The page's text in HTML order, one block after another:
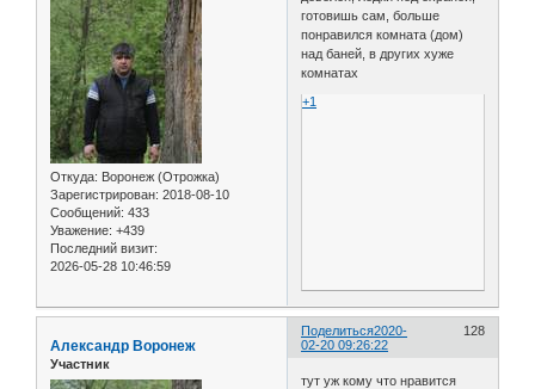
Откуда: Воронеж (Отрожка)
Зарегистрирован: 2018-08-10
Сообщений: 433
Уважение: +439
Последний визит:
2026-05-28 10:46:59
готовишь сам, больше
понравился комната (дом)
над баней, в других хуже
комнатах
+1
Поделиться 128
2020-
02-20 09:26:22
Александр Воронеж
Участник
тут уж кому что нравится